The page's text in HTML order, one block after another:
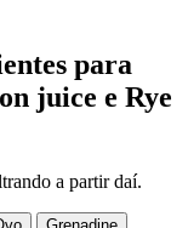
para
juice e Rye
a partir daí.